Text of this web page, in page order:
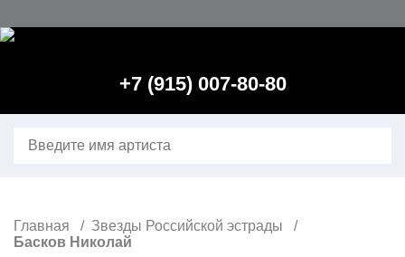
+7 (915) 007-80-80
Главная
Звезды Российской эстрады
Басков Николай
Главная
Расширенный поиск
Звезды зарубежной эстрады
Ведущий, конферансье, тамада